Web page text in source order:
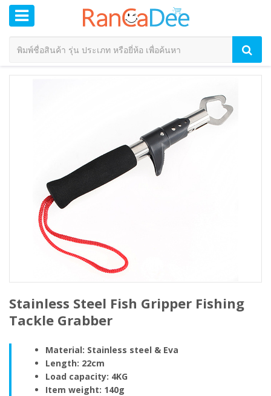
Stainless Steel Fish Gripper Fishing
Tackle Grabber
Material: Stainless steel & Eva
Length: 22cm
Load capacity: 4KG
Item weight: 140g